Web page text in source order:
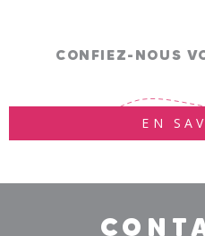
CONFIEZ-NOUS
EN